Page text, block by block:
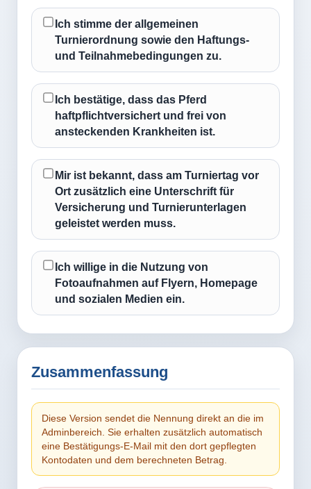
Ich stimme der allgemeinen
Turnierordnung sowie den Haftungs-
und Teilnahmebedingungen zu.
Ich bestätige, dass das Pferd
haftpflichtversichert und frei von
ansteckenden Krankheiten ist.
Mir ist bekannt, dass am Turniertag vor
Ort zusätzlich eine Unterschrift für
Versicherung und Turnierunterlagen
geleistet werden muss.
Ich willige in die Nutzung von
Fotoaufnahmen auf Flyern, Homepage
und sozialen Medien ein.
Zusammenfassung
Diese Version sendet die Nennung direkt an die im
Adminbereich. Sie erhalten zusätzlich automatisch
eine Bestätigungs-E-Mail mit den dort gepflegten
Kontodaten und dem berechneten Betrag.